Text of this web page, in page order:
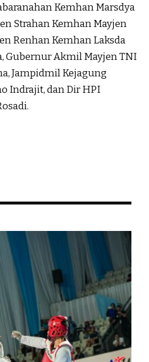
Kemhan Marsdya
Strahan Kemhan Mayjen
Renhan Kemhan Laksda
Gubernur Akmil Mayjen TNI
Jampidmil Kejagung
Indrajit, dan Dir HPI